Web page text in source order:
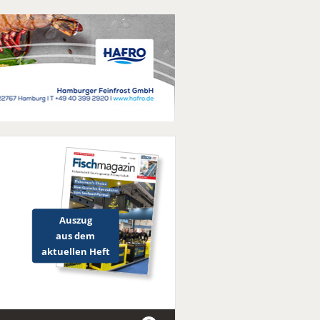
Auszug
aus dem
aktuellen Heft